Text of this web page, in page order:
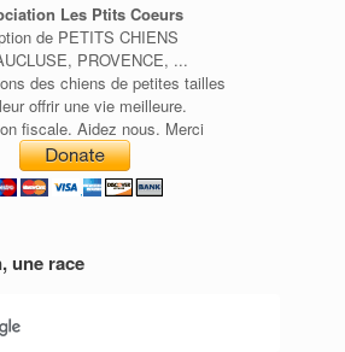
Les Ptits Coeurs
de PETITS CHIENS
PROVENCE, ...
des chiens de petites tailles
offrir une vie meilleure.
fiscale. Aidez nous. Merci
une race